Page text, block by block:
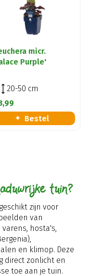
micr.
Purple'
20-50 cm
,99
Bestel
tuin?
zijn voor
van
hosta's,
en klimop. Deze
direct zonlicht en
toe aan je tuin.